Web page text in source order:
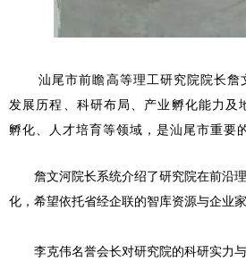
汕尾市前瞻高等理工研究院院长
发展历程、科研布局、产业孵化能力
孵化、人才培育等领域，是汕尾市重要
詹文河院长系统介绍了研究院在前沿
化，希望依托省经企联的智库资源与企业
李克伟名誉会长对研究院的科研实力